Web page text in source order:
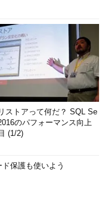
ストアって何だ？ SQL Se
のパフォーマンス向上
(1/2)
保護も使いよう